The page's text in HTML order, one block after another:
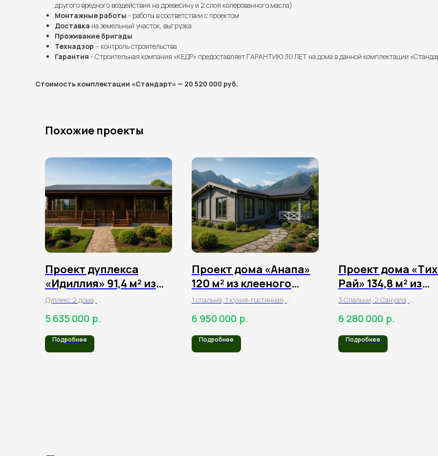
другого вредного воздействия на древесину и 2 слоя колерованного масла)
Монтажные работы - работы в соответствии с проектом
Доставка на земельный участок, выгрузка
Проживание бригады
Технадзор – контроль строительства
Гарантия - Строительная компания «КЕДР» предоставляет ГАРАНТИЮ 30 ЛЕТ на дома в данной комплектации
Стоимость комплектации «Стандарт» — 20 520 000 руб.
Похожие проекты
Проект дуплекса
«Идиллия» 91,4 м² из
клееного бруса
Дуплекс 2 дома,
гостинная, терраса
5 635 000 р.
Подробнее
Проект дома «Анапа»
120 м² из клееного
бруса
1 спальня, 1 кухня-гостинная,
кладовая, терраса
6 950 000 р.
Подробнее
Проект дома
Рай» 134,8 м² из
клееного бруса
3 Спальни, 2 Санузла,
Прихожая
6 280 000 р.
Подробнее